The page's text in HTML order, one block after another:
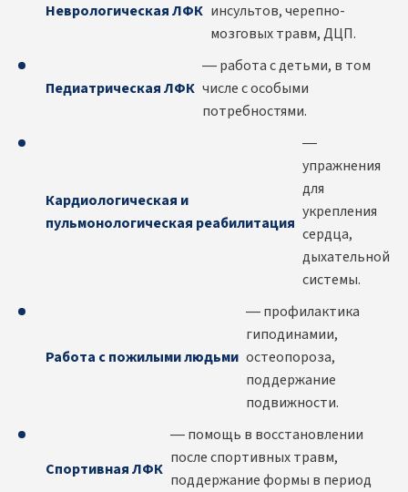
Неврологическая ЛФК инсультов, черепно-
мозговых травм, ДЦП.
Педиатрическая ЛФК
— работа с детьми, в том
числе с особыми
потребностями.
Кардиологическая и
пульмонологическая реабилитация
—
упражнения
для
укрепления
сердца,
дыхательной
системы.
Работа с пожилыми людьми
— профилактика
гиподинамии,
остеопороза,
поддержание
подвижности.
Спортивная ЛФК
— помощь в восстановлении
после спортивных травм,
поддержание формы в период